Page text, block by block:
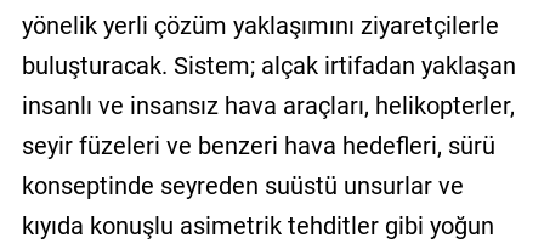
yönelik yerli çözüm yaklaşımını ziyaretçilerle
buluşturacak. Sistem; alçak irtifadan yaklaşan
insanlı ve insansız hava araçları, helikopterler,
seyir füzeleri ve benzeri hava hedefleri, sürü
konseptinde seyreden suüstü unsurlar ve
kıyıda konuşlu asimetrik tehditler gibi yoğun